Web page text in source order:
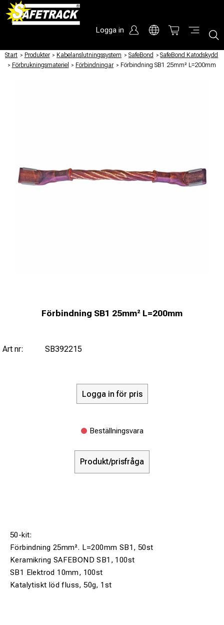
Logga in
Start / Produkter / Kabelanslutningssystem / SafeBond / SafeBond Katodskydd
/ Förbrukningsmateriel / Förbindningar / Förbindning SB1 25mm² L=200mm
Förbindning SB1 25mm² L=200mm
Art nr: SB392215
Logga in för pris
Beställningsvara
Produkt/prisfråga
50-kit:
Förbindning 25mm². L=200mm SB1, 50st
Keramikring SAFEBOND SB1, 100st
SB1 Elektrod 10mm, 100st
Katalytiskt löd fluss, 50g, 1st